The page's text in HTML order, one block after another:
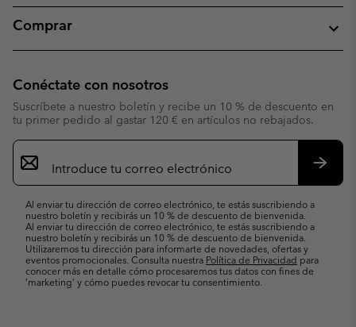
Comprar
Conéctate con nosotros
Suscríbete a nuestro boletín y recibe un 10 % de descuento en
tu primer pedido al gastar 120 € en artículos no rebajados.
Suscripción
de
correo
Al enviar tu dirección de correo electrónico, te estás suscribiendo a
nuestro boletín y recibirás un 10 % de descuento de bienvenida.
Al enviar tu dirección de correo electrónico, te estás suscribiendo a
nuestro boletín y recibirás un 10 % de descuento de bienvenida.
Utilizaremos tu dirección para informarte de novedades, ofertas y
eventos promocionales. Consulta nuestra Política de Privacidad para
conocer más en detalle cómo procesaremos tus datos con fines de
’marketing’ y cómo puedes revocar tu consentimiento.